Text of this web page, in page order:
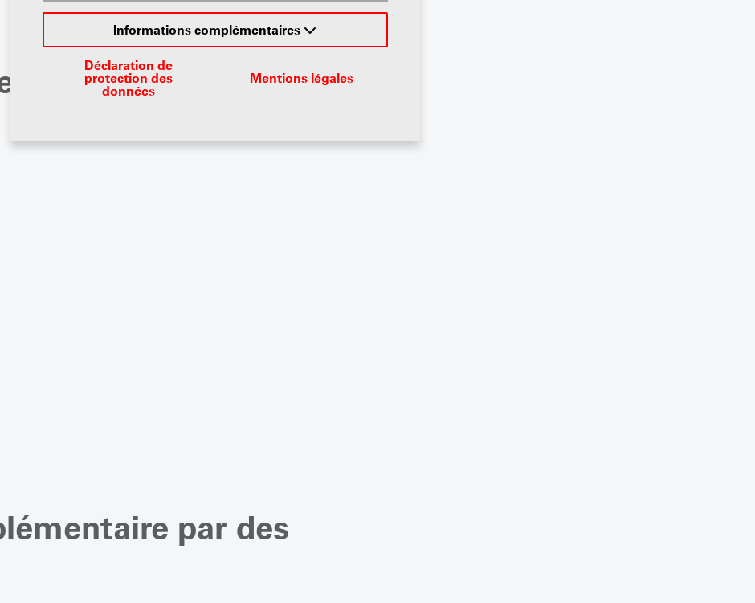
Informations complémentaires
Déclaration de
protection des
données
Mentions légales
au secrétariat de l'UPSA
par des